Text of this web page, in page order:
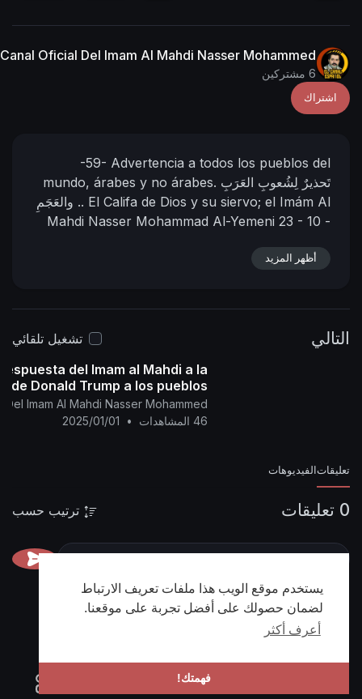
يستخدم موقع الويب هذا ملفات تعريف الارتباط
لضمان حصولك على أفضل تجربة على موقعنا.
أعرف أكثر
فهمتك!
s
l
s
c
r
Canal Oficial Del Imam Al Mahdi Nasser Mohammed
6 مشتركين
اشتراك
-59- Advertencia a todos los pueblos del
mundo, árabes y no árabes. تَحذيرٌ لِشُعوبِ العَرَبِ
والعَجَمِ .. El Califa de Dios y su siervo; el Imám Al
Mahdi Nasser Mohammad Al-Yemeni 23 - 10 -
(Según el calendario oficial de la Meca)📌 رابط
أظهر المزيد
التالي
تشغيل تلقائي
del Imam al Mahdi a la
de Donald Trump a los pueblos
de Oriente Medio.
Del Imam Al Mahdi Nasser Mohammed
46 المشاهدات
•
2025/01/01
تعليقات الفيديوهات
0 تعليقات ترتيب حسب